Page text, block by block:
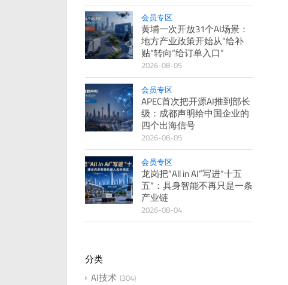
会员专区
黄埔一次开放31个AI场景：
地方产业政策开始从“给补
贴”转向“给订单入口”
2026-08-05
会员专区
APEC首次把开源AI推到部长
级：成都声明给中国企业的
四个出海信号
2026-08-05
会员专区
龙岗把“All in AI”写进“十五
五”：具身智能不再只是一条
产业链
2026-08-04
分类
AI技术 304